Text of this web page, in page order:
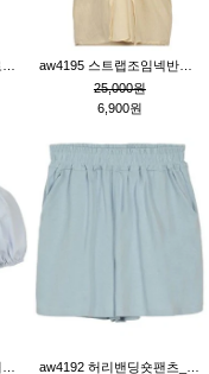
25,000원
6,900원